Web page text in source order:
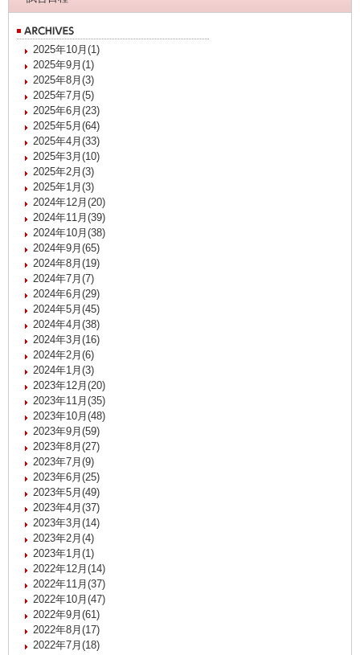
2025年10月(1)
2025年9月(1)
2025年8月(3)
2025年7月(5)
2025年6月(23)
2025年5月(64)
2025年4月(33)
2025年3月(10)
2025年2月(3)
2025年1月(3)
2024年12月(20)
2024年11月(39)
2024年10月(38)
2024年9月(65)
2024年8月(19)
2024年7月(7)
2024年6月(29)
2024年5月(45)
2024年4月(38)
2024年3月(16)
2024年2月(6)
2024年1月(3)
2023年12月(20)
2023年11月(35)
2023年10月(48)
2023年9月(59)
2023年8月(27)
2023年7月(9)
2023年6月(25)
2023年5月(49)
2023年4月(37)
2023年3月(14)
2023年2月(4)
2023年1月(1)
2022年12月(14)
2022年11月(37)
2022年10月(47)
2022年9月(61)
2022年8月(17)
2022年7月(18)